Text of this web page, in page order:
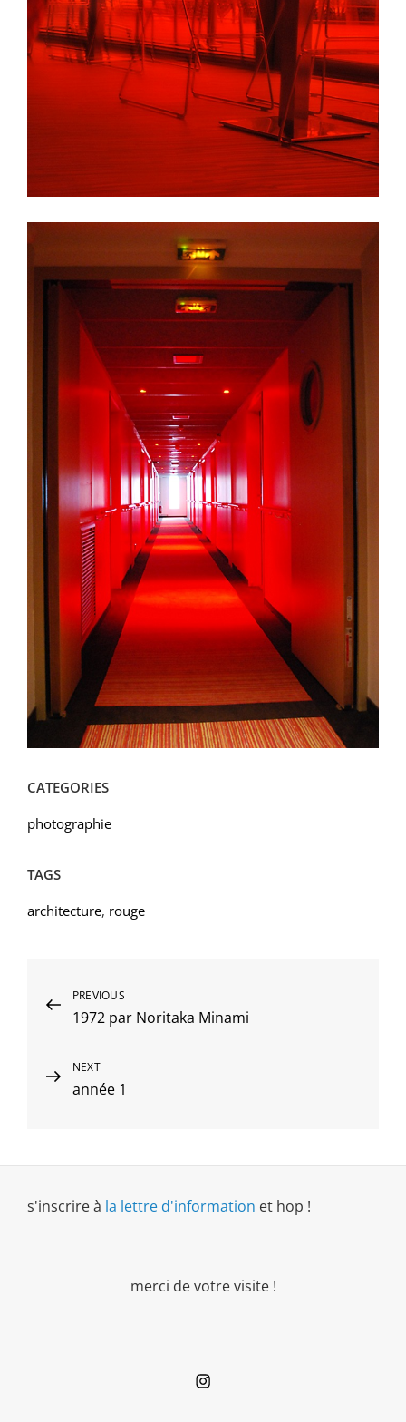
CATEGORIES
photographie
TAGS
architecture, rouge
Navigation
de
l’article
Previous
Post
PREVIOUS
1972 par Noritaka Minami
Next
Post
NEXT
année 1
s'inscrire à la lettre d'information et hop !
merci de votre visite !
Instagram